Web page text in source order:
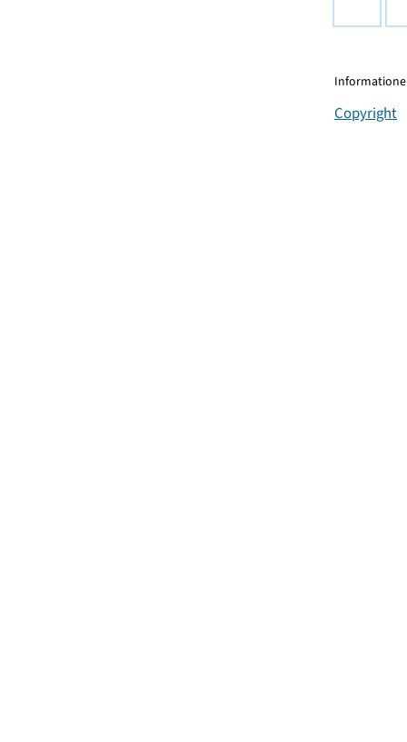
Copyright